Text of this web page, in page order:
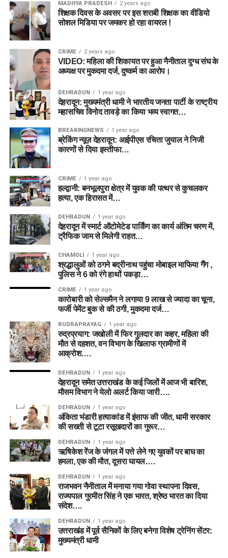
MADHYA PRADESH 2 years ago
शिक्षक दिवस के अवसर पर इस शराबी शिक्षक का वीडियो
सोशल मिडिया पर जमकर हो रहा वायरल !
CRIME 2 years ago
VIDEO: महिला की शिकायत पर हुआ नैनीताल दुग्ध संघ के
अध्यक्ष पर मुकदमा दर्ज, दुष्कर्म का आरोप।
DEHRADUN 1 year ago
देहरादून: मुख्यमंत्री धामी ने भारतीय जनता पार्टी के राष्ट्रीय
महासचिव विनोद तावड़े का किया भव्य स्वागत…
BREAKINGNEWS 1 year ago
ब्रेकिंग न्यूज़ देहरादून: आईपीएस रचिता जुयाल ने निजी
कारणों से दिया इस्तीफा…
CRIME 1 year ago
हल्द्वानी: बनभूलपुरा क्षेत्र में युवक की पत्थर से कुचलकर
हत्या, एक हिरासत में…
DEHRADUN 1 year ago
देहरादून में स्मार्ट ऑटोमेटेड पार्किंग का कार्य अंतिम चरण में,
ट्रैफिक जाम से मिलेगी राहत…
CHAMOLI 1 year ago
श्रद्धालुओं को ठगने बद्रीनाथ पहुंचा मोबाइल माफिया गैंग ,
पुलिस ने 6 को रंगे हाथों पकड़ा…
CRIME 1 year ago
कारोबारी को सेल्समैन ने लगाया 9 लाख से ज्यादा का चूना,
फर्जी पेमेंट बुक से की ठगी, मुकदमा दर्ज…
RUDRAPRAYAG 1 year ago
रुद्रप्रयाग: जखोली में फिर गुलदार का कहर, महिला की
मौत से दहशत, वन विभाग के खिलाफ ग्रामीणों में
आक्रोश….
DEHRADUN 1 year ago
देहरादून समेत उत्तराखंड के कई जिलों में आज भी बारिश,
मौसम विभाग ने येलो अलर्ट किया जारी….
DEHRADUN 1 year ago
अंकिता भंडारी हत्याकांड में इंसाफ की जीत, धामी सरकार
की सख्ती से टूटा रसूखदारों का गुरूर…
DEHRADUN 1 year ago
ऋषिकेश रेंज के जंगल में पत्ते लेने गए युवकों पर बाघ का
हमला, एक की मौत, दूसरा घायल….
DEHRADUN 1 year ago
राजभवन नैनीताल में मनाया गया गोवा स्थापना दिवस,
राज्यपाल गुरमीत सिंह ने एक भारत, श्रेष्ठ भारत का दिया
संदेश….
DEHRADUN 1 year ago
उत्तराखंड में पूर्व सैनिकों के लिए बनेगा विशेष ट्रेनिंग सेंटर:
मुख्यमंत्री धामी